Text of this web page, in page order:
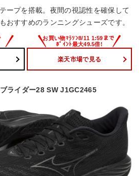
ープを搭載。夜間の視認性を確保して
おすすめのランニングシューズです。
楽天市場で見る
ライダー28 SW J1GC2465